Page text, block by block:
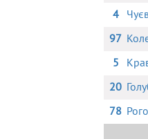
4
97
5
20
78